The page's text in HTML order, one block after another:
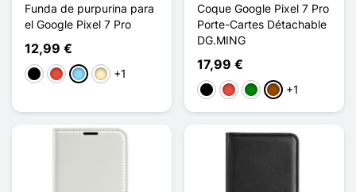
Funda de purpurina para
el Google Pixel 7 Pro
12,99 €
NegroRojoAzul claro
Oro +1
Coque Google Pixel 7 Pro
Porte-Cartes Détachable
DG.MING
17,99 €
NegroRojoVerdeMarrón
+1